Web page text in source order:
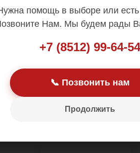
помощь в выборе или
Нам. Мы будем рады
+7 (8512) 99-64-54
📞 Позвонить нам
Продолжить
ВПУСКНАЯ СИСТЕМА (44)